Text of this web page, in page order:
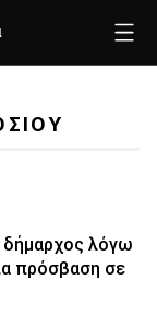
λόγω
πρόσβαση σε